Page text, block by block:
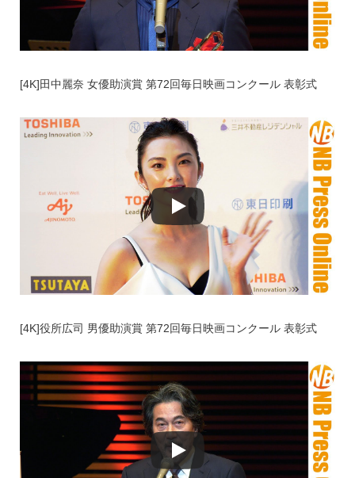
[4K]田中麗奈 女優助演賞 第72回毎日映画コンクール 表彰式
[4K]役所広司 男優助演賞 第72回毎日映画コンクール 表彰式